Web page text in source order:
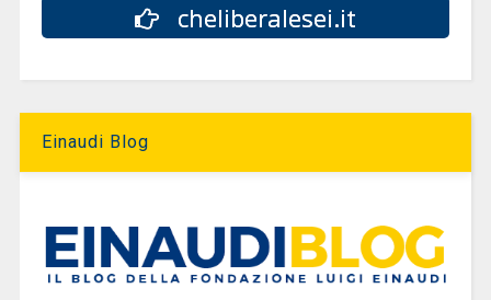
cheliberalesei.it
Einaudi Blog